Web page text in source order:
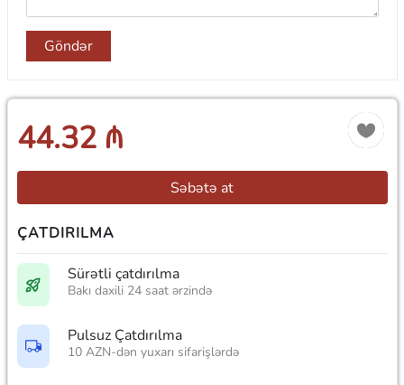
Göndər
44.32 ₼
Səbətə at
ÇATDIRILMA
Sürətli çatdırılma
Bakı daxili 24 saat ərzində
Pulsuz Çatdırılma
10 AZN-dən yuxarı sifarişlərdə